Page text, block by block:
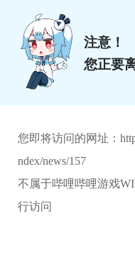
注意！
您正要
您即将访问的网址：
ndex/news/157
不属于哔哩哔哩游戏
行访问